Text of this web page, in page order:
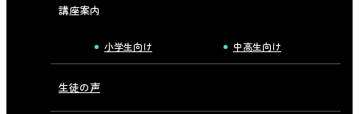
講座案内
小学生向け 中高生向け
生徒の声